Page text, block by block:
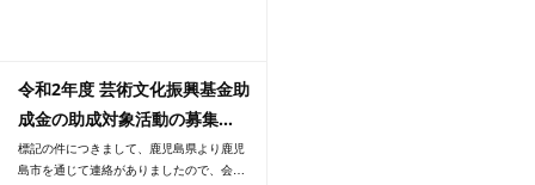
令和2年度 芸術文化振興基金助
成金の助成対象活動の募集…
標記の件につきまして、鹿児島県より鹿児
島市を通じて連絡がありましたので、会…